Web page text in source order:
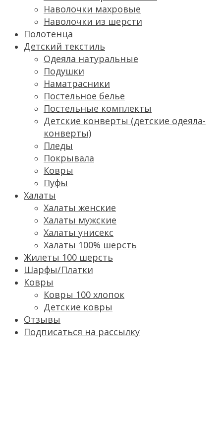
Наволочки махровые
Наволочки из шерсти
Полотенца
Детский текстиль
Одеяла натуральные
Подушки
Наматрасники
Постельное белье
Постельные комплекты
Детские конверты (детские одеяла-
конверты)
Пледы
Покрывала
Ковры
Пуфы
Халаты
Халаты женские
Халаты мужские
Халаты унисекс
Халаты 100% шерсть
Жилеты 100 шерсть
Шарфы/Платки
Ковры
Ковры 100 хлопок
Детские ковры
Отзывы
Подписаться на рассылку